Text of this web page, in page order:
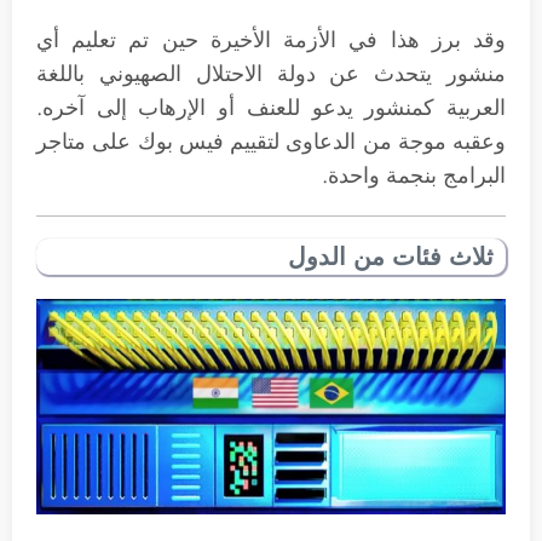
وقد برز هذا في الأزمة الأخيرة حين تم تعليم أي
منشور يتحدث عن دولة الاحتلال الصهيوني باللغة
العربية كمنشور يدعو للعنف أو الإرهاب إلى آخره.
وعقبه موجة من الدعاوى لتقييم فيس بوك على متاجر
البرامج بنجمة واحدة.
ثلاث فئات من الدول